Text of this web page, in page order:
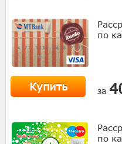
по
Купить за
по